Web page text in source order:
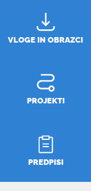
VLOGE IN OBRAZCI
PROJEKTI
PREDPISI